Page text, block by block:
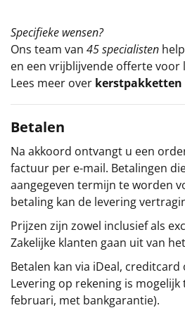
Specifieke wensen?
Ons team van 45 specialisten
en een vrijblijvende offerte voor
Lees meer over kerstpakketten
Betalen
Na akkoord ontvangt u een
factuur per e-mail. Betalingen
aangegeven termijn te worden
betaling kan de levering
Prijzen zijn zowel inclusief als
Zakelijke klanten gaan uit van
Betalen kan via iDeal,
Levering op rekening is mogelijk
februari, met bankgarantie).